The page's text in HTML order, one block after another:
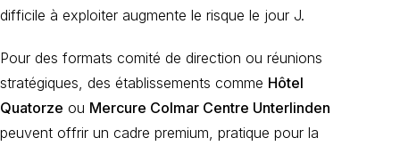
difficile à exploiter augmente le risque le jour J.
Pour des formats comité de direction ou réunions
stratégiques, des établissements comme Hôtel
Quatorze ou Mercure Colmar Centre Unterlinden
peuvent offrir un cadre premium, pratique pour la